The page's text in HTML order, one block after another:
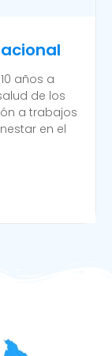
años a
de los
a trabajos
en el